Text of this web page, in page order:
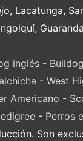
Lacatunga,
inglés -
- West
Americano -
- Perros
Son